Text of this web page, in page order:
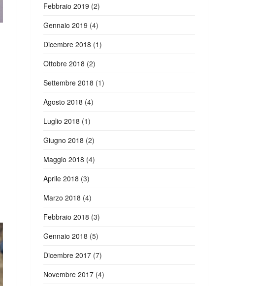
Febbraio 2019 (2)
Gennaio 2019 (4)
Dicembre 2018 (1)
Ottobre 2018 (2)
Settembre 2018 (1)
Agosto 2018 (4)
Luglio 2018 (1)
Giugno 2018 (2)
Maggio 2018 (4)
Aprile 2018 (3)
Marzo 2018 (4)
Febbraio 2018 (3)
Gennaio 2018 (5)
Dicembre 2017 (7)
Novembre 2017 (4)